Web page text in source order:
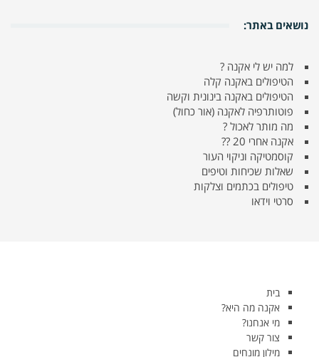
נושאים באתר:
למה יש לי אקנה ?
הטיפולים באקנה קלה
הטיפולים באקנה בינונית וקשה
פוטותרפיה לאקנה (אור כחול)
מה מותר לאכול ?
אקנה אחרי 20 ??
קוסמטיקה וניקוי העור
שאלות שכיחות וטיפים
טיפולים בכתמים וצלקות
סרטי וידאו
בית
אקנה מה היא?
מי אנחנו?
צור קשר
מילון מונחים